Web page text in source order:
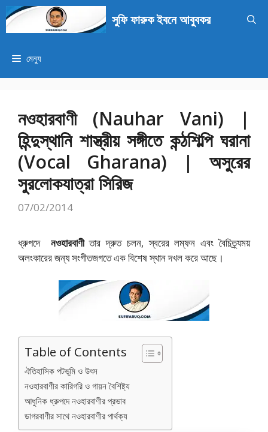
এড়িেয়
লেখায়
যান
সুফি ফারুক ইবনে আবুবকর
মেন্যু
নওহারবাণী (Nauhar Vani) |
হিন্দুস্থানি শাস্ত্রীয় সঙ্গীতে কন্ঠশিল্পি ঘরানা
(Vocal Gharana) | অসুরের
সুরলোকযাত্রা সিরিজ
07/02/2014
ধ্রুপদে নওহারবাণীতার দ্রুত চলন, স্বরের লম্ফন এবং বৈচিত্র্যময়
অলংকারের জন্য সংগীতজগতে এক বিশেষ স্থান দখল করে আছে।
Table of Contents
ঐতিহাসিক পটভূমি ও উৎস
নওহারবাণীর কারিগরি ও গায়ন বৈশিষ্ট্য
আধুনিক ধ্রুপদে নওহারবাণীর প্রভাব
ডাগরবাণীর সাথে নওহারবাণীর পার্থক্য